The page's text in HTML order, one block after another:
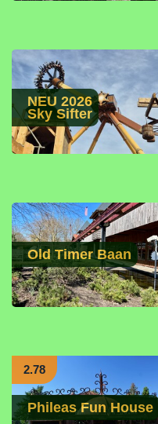
Old Timer Baan
2.78
Phileas Fun House
NEU 2026
Sky Sifter